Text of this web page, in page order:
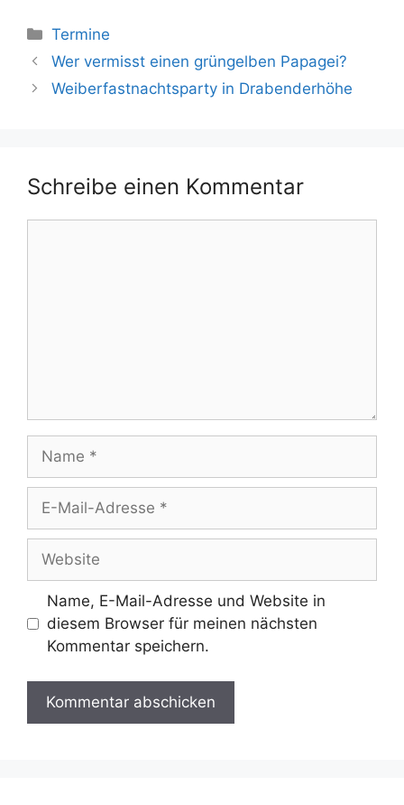
Kategorien
Termine
Wer vermisst einen grüngelben Papagei?
Weiberfastnachtsparty in Drabenderhöhe
Schreibe einen Kommentar
Name
Adresse
Website
Name, E-Mail-Adresse und Website in
diesem Browser für meinen nächsten
Kommentar speichern.